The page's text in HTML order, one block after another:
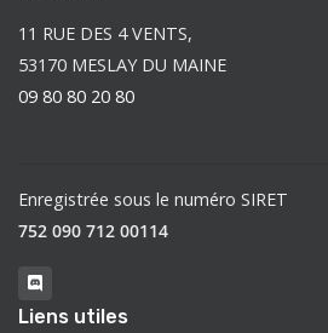
11 RUE DES 4 VENTS,
53170 MESLAY DU MAINE
09 80 80 20 80
Enregistrée sous le numéro SIRET
752 090 712 00114
Liens utiles